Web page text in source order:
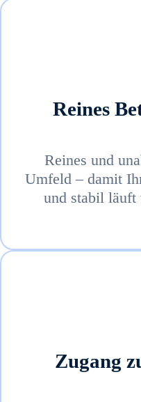
Reines
Reines und
Umfeld – damit
und stabil läuft
Zugang